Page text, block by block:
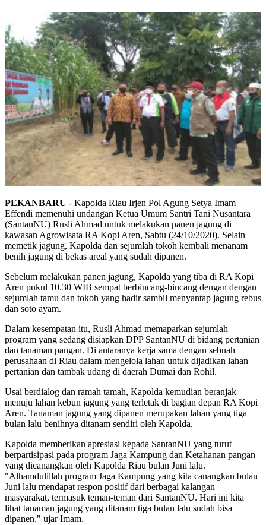
PEKANBARU - Kapolda Riau Irjen Pol Agung Setya Imam
Effendi memenuhi undangan Ketua Umum Santri Tani Nusantara
(SantanNU) Rusli Ahmad untuk melakukan panen jagung di
kawasan Agrowisata RA Kopi Aren, Sabtu (24/10/2020). Selain
memetik jagung, Kapolda dan sejumlah tokoh kembali menanam
benih jagung di bekas areal yang sudah dipanen.
Sebelum melakukan panen jagung, Kapolda yang tiba di RA Kopi
Aren pukul 10.30 WIB sempat berbincang-bincang dengan dengan
sejumlah tamu dan tokoh yang hadir sambil menyantap jagung rebus
dan soto ayam.
Dalam kesempatan itu, Rusli Ahmad memaparkan sejumlah
program yang sedang disiapkan DPP SantanNU di bidang pertanian
dan tanaman pangan. Di antaranya kerja sama dengan sebuah
perusahaan di Riau dalam mengelola lahan untuk dijadikan lahan
pertanian dan tambak udang di daerah Dumai dan Rohil.
Usai berdialog dan ramah tamah, Kapolda kemudian beranjak
menuju lahan kebun jagung yang terletak di bagian depan RA Kopi
Aren. Tanaman jagung yang dipanen merupakan lahan yang tiga
bulan lalu benihnya ditanam sendiri oleh Kapolda.
Kapolda memberikan apresiasi kepada SantanNU yang turut
berpartisipasi pada program Jaga Kampung dan Ketahanan pangan
yang dicanangkan oleh Kapolda Riau bulan Juni lalu.
"Alhamdulillah program Jaga Kampung yang kita canangkan bulan
Juni lalu mendapat respon positif dari berbagai kalangan
masyarakat, termasuk teman-teman dari SantanNU. Hari ini kita
lihat tanaman jagung yang ditanam tiga bulan lalu sudah bisa
dipanen," ujar Imam.